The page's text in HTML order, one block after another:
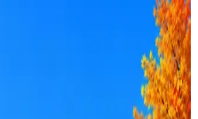
от 350к